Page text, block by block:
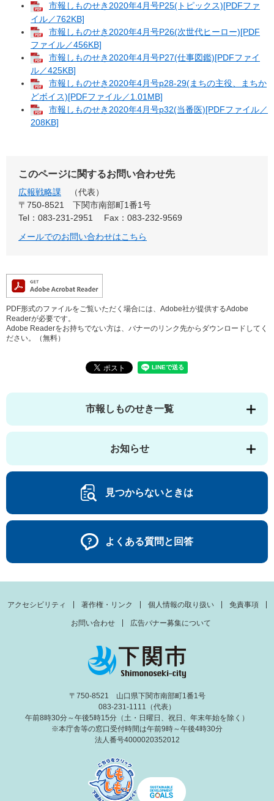
市報しものせき2020年4月号P25(トピックス)[PDFファ
イル／762KB]
市報しものせき2020年4月号P26(次世代ヒーロー)[PDF
ファイル／456KB]
市報しものせき2020年4月号P27(仕事図鑑)[PDFファイ
ル／425KB]
市報しものせき2020年4月号p28-29(まちの主役、まちか
どボイス)[PDFファイル／1.01MB]
市報しものせき2020年4月号p32(当番医)[PDFファイル／
208KB]
このページに関するお問い合わせ先
広報戦略課
代表
〒750-8521
下関市南部町1番1号
Tel：083-231-2951
Fax：083-232-9569
メールでのお問い合わせはこちら
PDF形式のファイルをご覧いただく場合には、Adobe社が提供するAdobe
Readerが必要です。
Adobe Readerをお持ちでない方は、バナーのリンク先からダウンロードしてく
ださい。（無料）
市報しものせき一覧
お知らせ
見つからないときは
よくある質問と回答
アクセシビリティ 著作権・リンク 個人情報の取り扱い 免責事項
お問い合わせ 広告バナー募集について
〒750-8521 山口県下関市南部町1番1号
083-231-1111（代表）
午前8時30分～午後5時15分（土・日曜日、祝日、年末年始を除く）
※本庁舎等の窓口受付時間は午前9時～午後4時30分
法人番号4000020352012